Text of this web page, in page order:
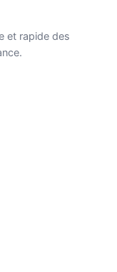
et rapide des